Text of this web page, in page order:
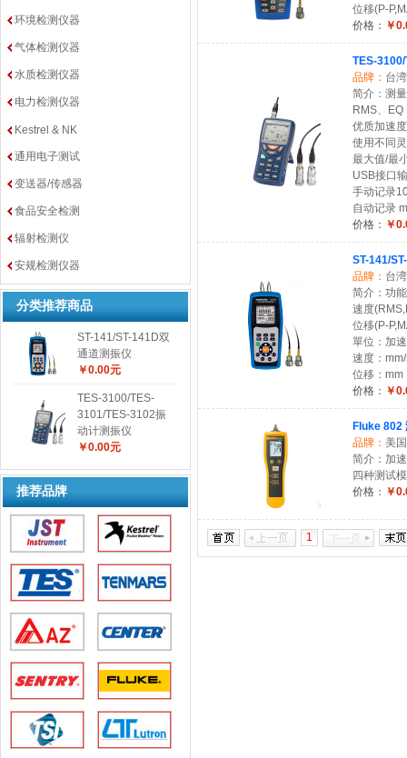
环境检测仪器
气体检测仪器
水质检测仪器
电力检测仪器
Kestrel & NK
通用电子测试
变送器/传感器
食品安全检测
辐射检测仪
安规检测仪器
分类推荐商品
ST-141/ST-141D双
通道测振仪
￥0.00元
TES-3100/TES-
3101/TES-3102振
动计测振仪
￥0.00元
推荐品牌
位移(P-
价格： ￥
TES-
品牌： 台
简介：测
RMS、
优质加速
使用不同
最大值/最
USB接口
手动记录
自动记录
价格： ￥
ST-141/
品牌： 台
简介：功
速度
位移(P-
單位：加
速度：
位移：mm
价格： ￥
Fluke 802
品牌： 美
简介：加
四种测试
价格： ￥
1